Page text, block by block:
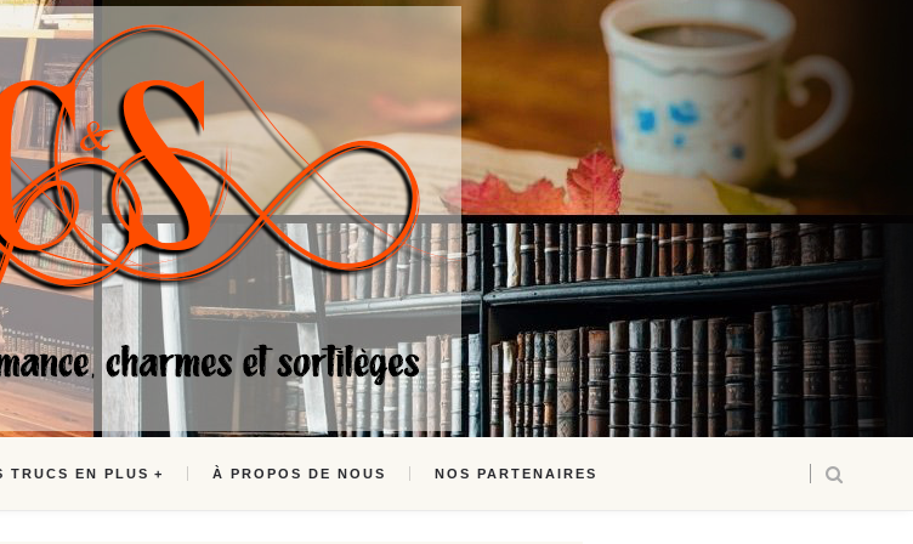
TRUCS EN PLUS À PROPOS DE NOUS NOS PARTENAIRES